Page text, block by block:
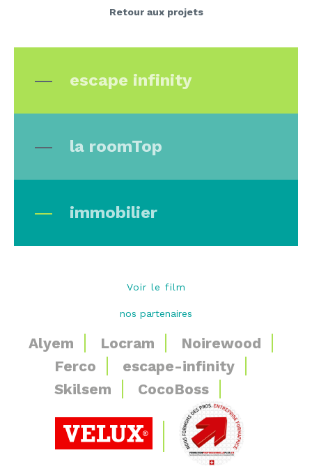
Retour aux projets
escape infinity
la roomTop
immobilier
Voir le film
nos partenaires
Alyem Locram
Noirewood
Ferco
escape-infinity
Skilsem
CocoBoss